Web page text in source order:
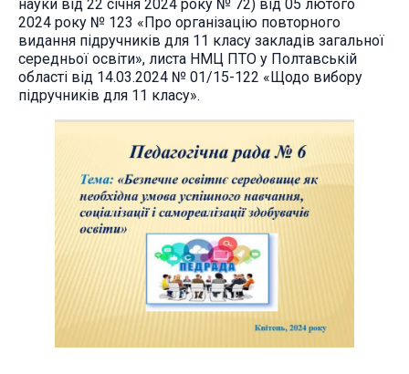
науки від 22 січня 2024 року № 72) від 05 лютого
2024 року № 123 «Про організацію повторного
видання підручників для 11 класу закладів загальної
середньої освіти», листа НМЦ ПТО у Полтавській
області від 14.03.2024 № 01/15-122 «Щодо вибору
підручників для 11 класу».